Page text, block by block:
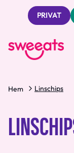
PRIVAT
Hem Linschips